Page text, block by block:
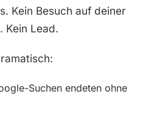
Kein Besuch auf deiner
Kein Lead.
Suchen endeten ohne